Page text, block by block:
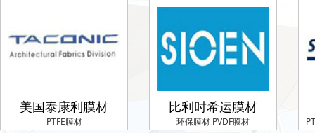
美国泰康利膜材
PTFE膜材
比利时希运膜材
环保膜材 PVDF膜材